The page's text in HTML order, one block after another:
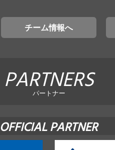
チーム情報へ
PARTNERS
パートナー
OFFICIAL PARTNER